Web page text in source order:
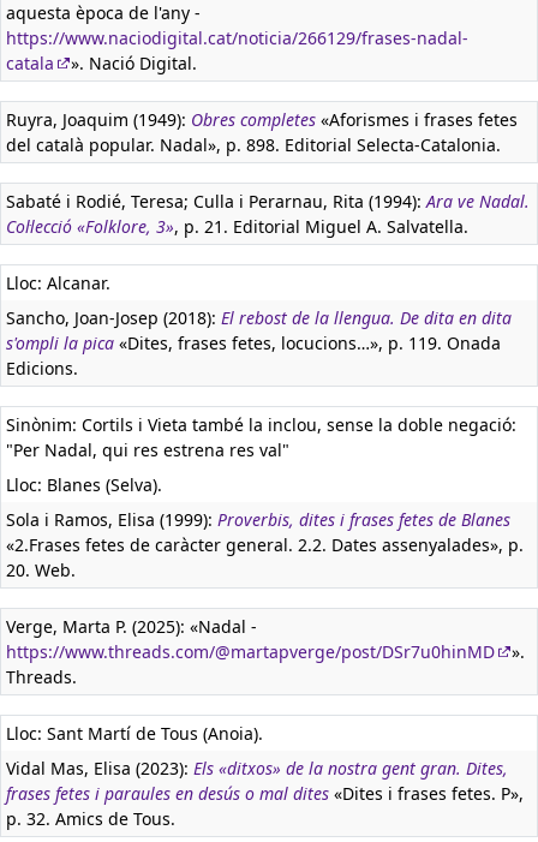
aquesta època de l'any -
https://www.naciodigital.cat/noticia/266129/frases-nadal-
catala
». Nació Digital.
Ruyra, Joaquim (1949): Obres completes «Aforismes i frases fetes
del català popular. Nadal», p. 898. Editorial Selecta-Catalonia.
Sabaté i Rodié, Teresa; Culla i Perarnau, Rita (1994):Ara ve Nadal.
Col·lecció «Folklore, 3», p. 21. Editorial Miguel A. Salvatella.
Lloc: Alcanar.
Sancho, Joan-Josep (2018): El rebost de la llengua. De dita en dita
s'ompli la pica «Dites, frases fetes, locucions…», p. 119. Onada
Edicions.
Sinònim: Cortils i Vieta també la inclou, sense la doble negació:
"Per Nadal, qui res estrena res val"
Lloc: Blanes (Selva).
Sola i Ramos, Elisa (1999): Proverbis, dites i frases fetes de Blanes
«2.Frases fetes de caràcter general. 2.2. Dates assenyalades», p.
20. Web.
Verge, Marta P. (2025): «Nadal -
https://www.threads.com/@martapverge/post/DSr7u0hinMD
».
Threads.
Lloc: Sant Martí de Tous (Anoia).
Vidal Mas, Elisa (2023): Els «ditxos» de la nostra gent gran. Dites,
frases fetes i paraules en desús o mal dites «Dites i frases fetes. P»,
p. 32. Amics de Tous.